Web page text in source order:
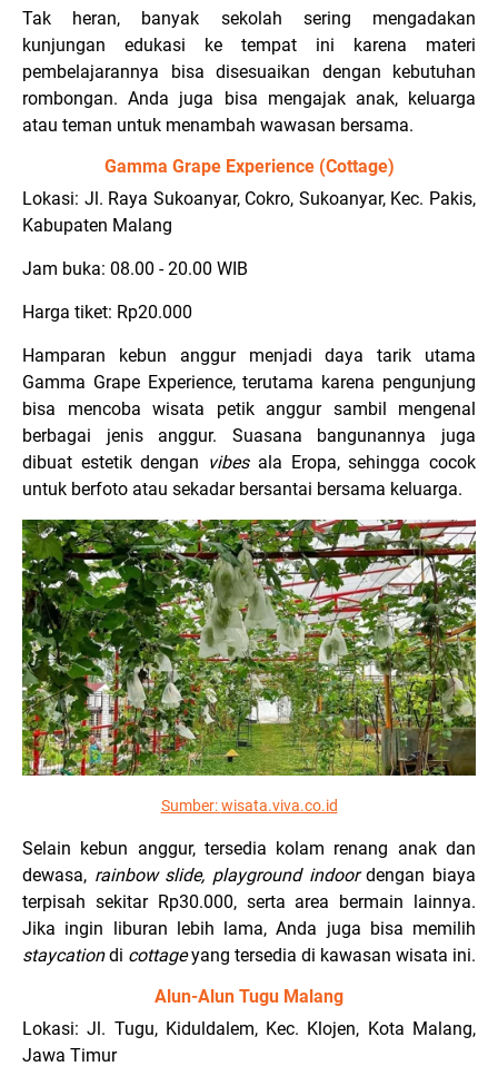
Tak heran, banyak sekolah sering mengadakan
kunjungan edukasi ke tempat ini karena materi
pembelajarannya bisa disesuaikan dengan kebutuhan
rombongan. Anda juga bisa mengajak anak, keluarga
atau teman untuk menambah wawasan bersama.
Gamma Grape Experience (Cottage)
Lokasi: Jl. Raya Sukoanyar, Cokro, Sukoanyar, Kec. Pakis,
Kabupaten Malang
Jam buka: 08.00 - 20.00 WIB
Harga tiket: Rp20.000
Hamparan kebun anggur menjadi daya tarik utama
Gamma Grape Experience, terutama karena pengunjung
bisa mencoba wisata petik anggur sambil mengenal
berbagai jenis anggur. Suasana bangunannya juga
dibuat estetik dengan vibes ala Eropa, sehingga cocok
untuk berfoto atau sekadar bersantai bersama keluarga.
Sumber:wisata.viva.co.id
Selain kebun anggur, tersedia kolam renang anak dan
dewasa, rainbow slide, playground indoordengan biaya
terpisah sekitar Rp30.000, serta area bermain lainnya.
Jika ingin liburan lebih lama, Anda juga bisa memilih
staycationdi cottageyang tersedia di kawasan wisata ini.
Alun-Alun Tugu Malang
Lokasi: Jl. Tugu, Kiduldalem, Kec. Klojen, Kota Malang,
Jawa Timur